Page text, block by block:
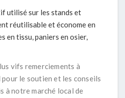
utilisé sur les stands et
réutilisable et économe en
en tissu, paniers en osier,
vifs remerciements à
le soutien et les conseils
à notre marché local de